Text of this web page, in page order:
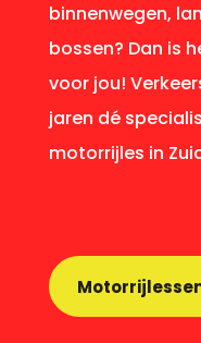
binnenwegen,
bossen? Dan is
voor jou!
jaren dé
motorrijles in